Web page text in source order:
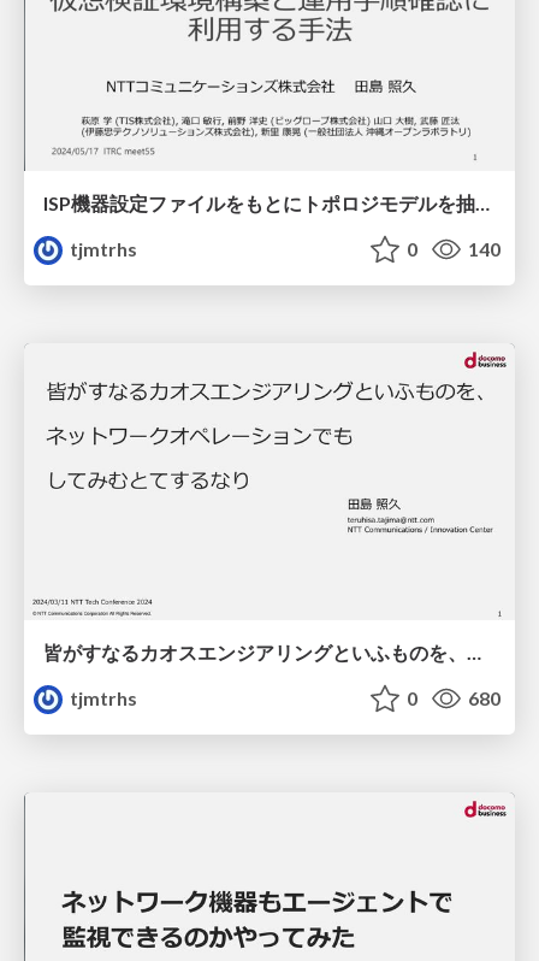
ISP機器設定ファイルをもとにトポロジモデルを抽出し仮想検証環境構築と運用手順確認に利用する手法
tjmtrhs
0 140
皆がすなるカオスエンジアリングといふものを、ネットワークオペレーションでもしてみむとてするなり
tjmtrhs
0 680